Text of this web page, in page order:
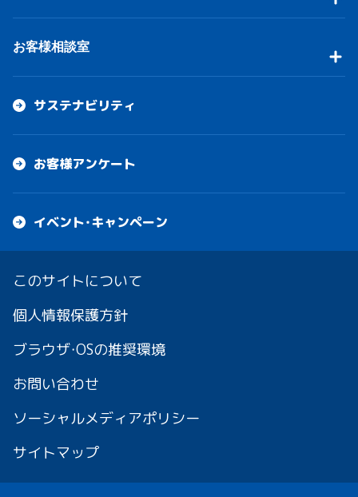
お客様相談室
サステナビリティ
お客様アンケート
イベント・キャンペーン
このサイトについて
個人情報保護方針
ブラウザ・OSの推奨環境
お問い合わせ
ソーシャルメディアポリシー
サイトマップ